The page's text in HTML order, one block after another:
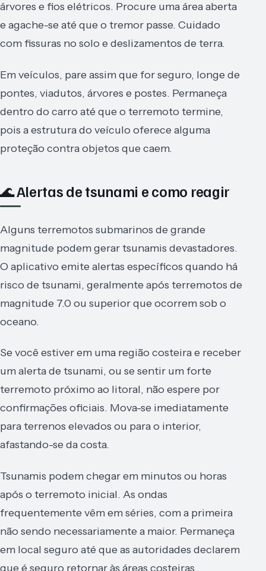
árvores e fios elétricos. Procure uma área aberta
e agache-se até que o tremor passe. Cuidado
com fissuras no solo e deslizamentos de terra.
Em veículos, pare assim que for seguro, longe de
pontes, viadutos, árvores e postes. Permaneça
dentro do carro até que o terremoto termine,
pois a estrutura do veículo oferece alguma
proteção contra objetos que caem.
🌊 Alertas de tsunami e como reagir
Alguns terremotos submarinos de grande
magnitude podem gerar tsunamis devastadores.
O aplicativo emite alertas específicos quando há
risco de tsunami, geralmente após terremotos de
magnitude 7.0 ou superior que ocorrem sob o
oceano.
Se você estiver em uma região costeira e receber
um alerta de tsunami, ou se sentir um forte
terremoto próximo ao litoral, não espere por
confirmações oficiais. Mova-se imediatamente
para terrenos elevados ou para o interior,
afastando-se da costa.
Tsunamis podem chegar em minutos ou horas
após o terremoto inicial. As ondas
frequentemente vêm em séries, com a primeira
não sendo necessariamente a maior. Permaneça
em local seguro até que as autoridades declarem
que é seguro retornar às áreas costeiras.